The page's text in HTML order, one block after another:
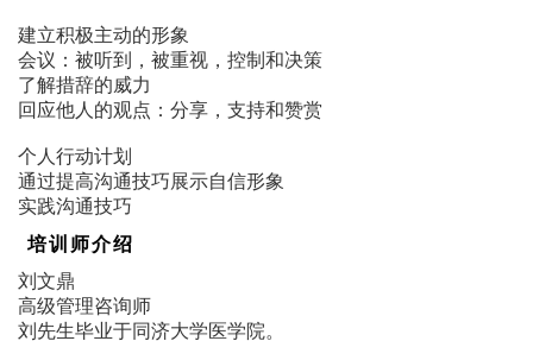
建立积极主动的形象
会议：被听到，被重视，控制和决策
了解措辞的威力
回应他人的观点：分享，支持和赞赏
个人行动计划
通过提高沟通技巧展示自信形象
实践沟通技巧
培训师介绍
刘文鼎
高级管理咨询师
刘先生毕业于同济大学医学院。